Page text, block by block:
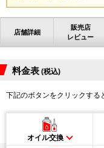
店舗詳細
販売店
レビュー
料金表 (税込)
下記のボタンをクリックする
オイル交換